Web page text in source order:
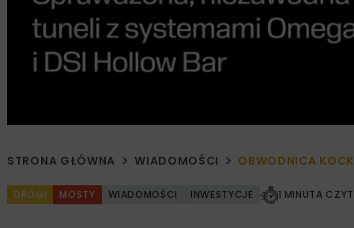
STRONA GŁÓWNA WIADOMOŚCI OBWODNICA
DROGI MOSTY WIADOMOŚCI INWESTYCJE 1 MINUTA